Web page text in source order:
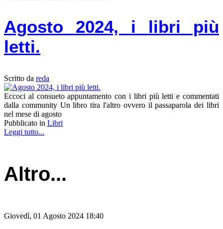
Agosto 2024, i libri più
letti.
Scritto da reda
Eccoci al consueto appuntamento con i libri più letti e commentati
dalla community Un libro tira l'altro ovvero il passaparola dei libri
nel mese di agosto
Pubblicato in Libri
Leggi tutto...
Altro...
Giovedì, 01 Agosto 2024 18:40